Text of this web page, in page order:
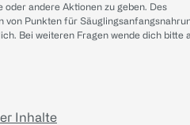
andere Aktionen zu geben. Des
von Punkten für
Bei weiteren Fragen wende dich bitte
Inhalte